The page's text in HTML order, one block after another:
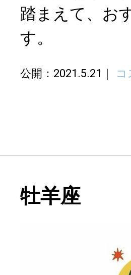
踏まえて、お
す。
公開：2021.5.21 コ
牡羊座